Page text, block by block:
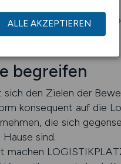
ein Bild vom
Für viele ist
begreifen
den Zielen der
konsequent auf die
die sich
sind.
machen
ALLE AKZEPTIEREN